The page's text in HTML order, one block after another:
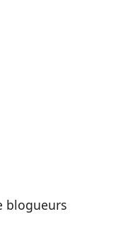
blogueurs